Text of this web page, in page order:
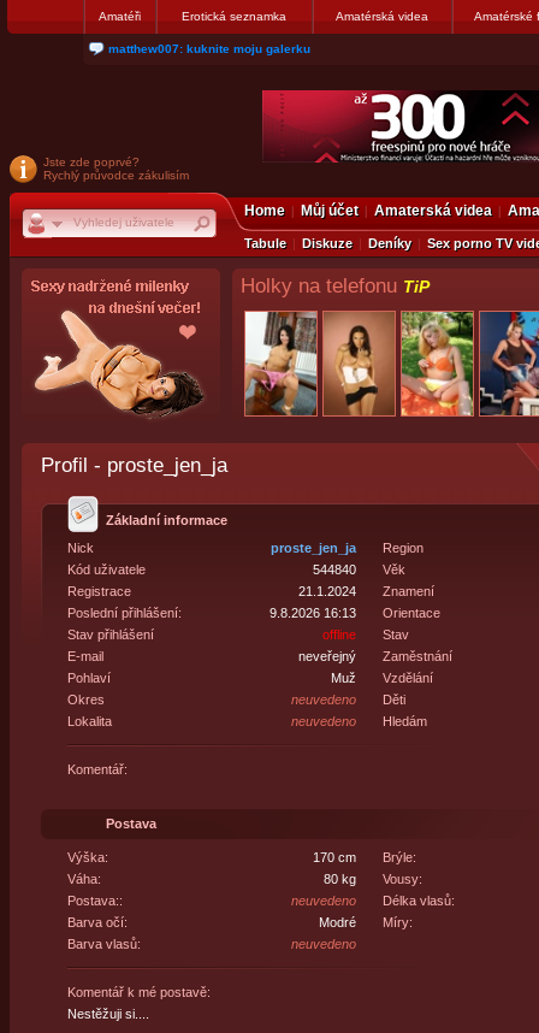
Amatéři Erotická seznamka Amatérská videa Amatérské
nanosekunda187: Hanka servis Praha Bulharská 10, tel:775674237
Jste zde poprvé?
Rychlý průvodce zákulisím
Home Můj účet Amaterská videa
Tabule Diskuze Deníky Sex porno TV
Holky na telefonu TiP
Profil - proste_jen_ja
Základní informace
Nick
proste_jen_ja
Kód uživatele
544840
Registrace
21.1.2024
Poslední přihlášení:
9.8.2026 16:13
Stav přihlášení
offline
E-mail
neveřejný
Pohlaví
Muž
Okres
neuvedeno
Lokalita
neuvedeno
Region
Věk
Znamení
Orientace
Stav
Zaměstnání
Vzdělání
Děti
Hledám
Komentář:
Postava
Výška:
170 cm
Váha:
80 kg
Postava::
neuvedeno
Barva očí:
Modré
Barva vlasů:
neuvedeno
Brýle:
Vousy:
Délka vlasů:
Míry:
Komentář k mé postavě:
Nestěžuji si....